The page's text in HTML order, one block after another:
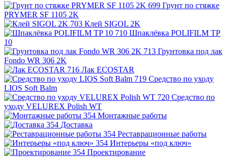
Грунт по стяжке
PRYMER SF 1105 2K
Клей SIGOL 2K
Шпаклёвка POLIFILM TP
10
Грунтовка под лак
Fondo WR 306 2K
Лак ECOSTAR
Средство по уходу
LIOS Soft Balm
Средство по
уходу VELUREX Polish WT
Монтажные работы
Доставка
Реставрационные работы
Интерьеры «под ключ»
Проектирование